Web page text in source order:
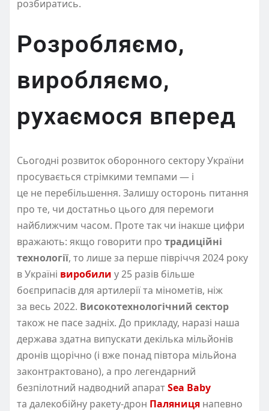
розбиратись.
Розробляємо,
виробляємо,
рухаємося вперед
Сьогодні розвиток оборонного сектору України
просувається стрімкими темпами — і
це не перебільшення. Залишу осторонь питання
про те, чи достатньо цього для перемоги
найближчим часом. Проте так чи інакше цифри
вражають: якщо говорити про традиційні
технології, то лише за перше півріччя 2024 року
в Україні виробили у 25 разів більше
боєприпасів для артилерії та мінометів, ніж
за весь 2022. Високотехнологічний сектор
також не пасе задніх. До прикладу, наразі наша
держава здатна випускати декілька мільйонів
дронів щорічно (і вже понад півтора мільйона
законтрактовано), а про легендарний
безпілотний надводний апаратSea Baby
та далекобійну ракету-дрон Паляниця напевно